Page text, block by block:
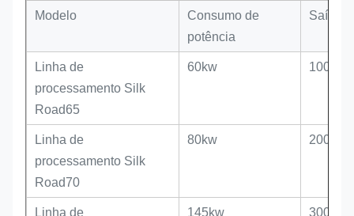
Modelo
Consumo de
potência
Saída
Linha de
processamento Silk
Road65
60kw 100-
Linha de
processamento Silk
Road70
80kw 200-
Linha de 145kw 300-